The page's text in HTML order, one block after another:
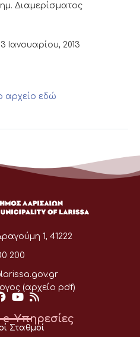
Διαμερίσματος
3 Ιανουαρίου, 2013
αρχείο εδώ
1, 41222
200
(αρχείο pdf)
Υπηρεσίες
Σταθμοί